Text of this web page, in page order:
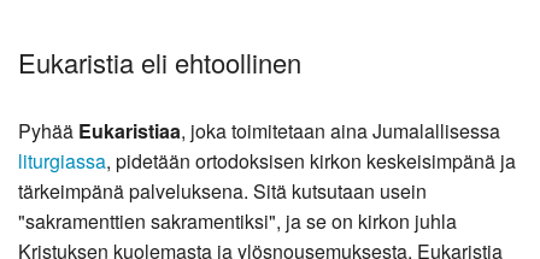
Eukaristia eli ehtoollinen
Pyhää Eukaristiaa, joka toimitetaan aina Jumalallisessa
liturgiassa, pidetään ortodoksisen kirkon keskeisimpänä ja
tärkeimpänä palveluksena. Sitä kutsutaan usein
"sakramenttien sakramentiksi", ja se on kirkon juhla
Kristuksen kuolemasta ja ylösnousemuksesta. Eukaristia